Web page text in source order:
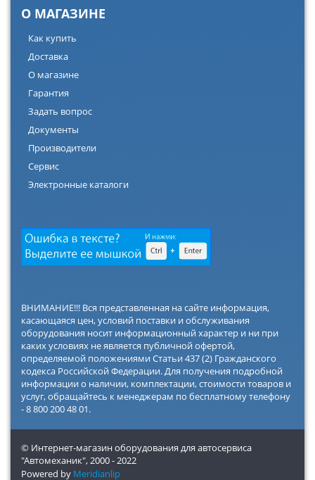
О МАГАЗИНЕ
Как купить
Доставка
О магазине
Гарантия
Задать вопрос
Документы
Производители
Сервис
Электронные каталоги
ВНИМАНИЕ!!! Вся представленная на сайте информация,
касающаяся цен, условий поставки и обслуживания
оборудования носит информационный характер и ни при
каких условиях не является публичной офертой,
определяемой положениями Статьи 437 (2) Гражданского
кодекса Российской Федерации. Для получения подробной
информации о наличии, комплектации, стоимости товаров и
услуг, обращайтесь к менеджерам по бесплатному телефону
- 8 800 200 48 01.
© Интернет-магазин оборудования для автосервиса
"Автомеханик",2000 - 2022
Powered by Meridianlip